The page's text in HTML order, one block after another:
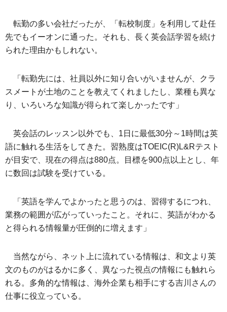
転勤の多い会社だったが、「転校制度」を利用して赴任
先でもイーオンに通った。それも、長く英会話学習を続け
られた理由かもしれない。
「転勤先には、社員以外に知り合いがいませんが、クラ
スメートが土地のことを教えてくれましたし、業種も異な
り、いろいろな知識が得られて楽しかったです」
英会話のレッスン以外でも、1日に最低30分～1時間は英
語に触れる生活をしてきた。習熟度はTOEIC(R)L&Rテスト
が目安で、現在の得点は880点。目標を900点以上とし、年
に数回は試験を受けている。
「英語を学んでよかったと思うのは、習得するにつれ、
業務の範囲が広がっていったこと。それに、英語がわかる
と得られる情報量が圧倒的に増えます」
当然ながら、ネット上に流れている情報は、和文より英
文のものがはるかに多く、異なった視点の情報にも触れら
れる。多角的な情報は、海外企業も相手にする吉川さんの
仕事に役立っている。